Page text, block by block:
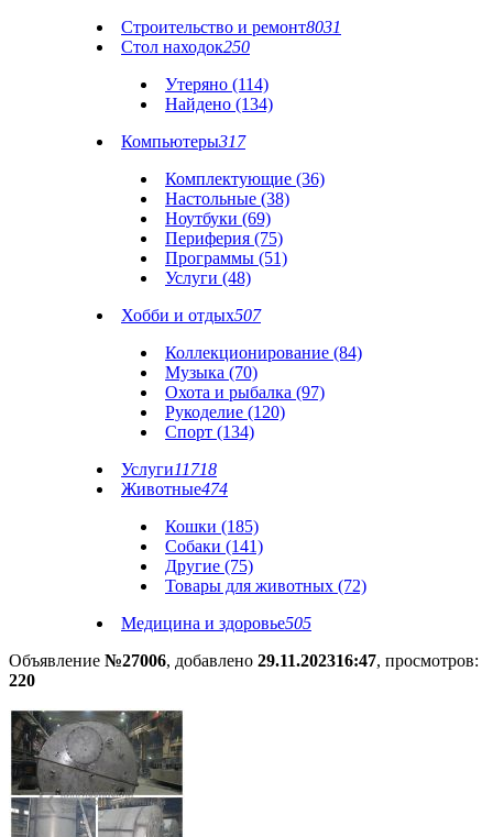
Строительство и ремонт8031
Стол находок250
Утеряно (114)
Найдено (134)
Компьютеры317
Комплектующие (36)
Настольные (38)
Ноутбуки (69)
Периферия (75)
Программы (51)
Услуги (48)
Хобби и отдых507
Коллекционирование (84)
Музыка (70)
Охота и рыбалка (97)
Рукоделие (120)
Спорт (134)
Услуги11718
Животные474
Кошки (185)
Собаки (141)
Другие (75)
Товары для животных (72)
Медицина и здоровье505
Объявление №27006, добавлено 29.11.202316:47, просмотров:
220